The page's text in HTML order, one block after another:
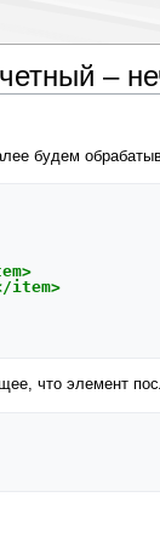
–
будем
item>
что элемент